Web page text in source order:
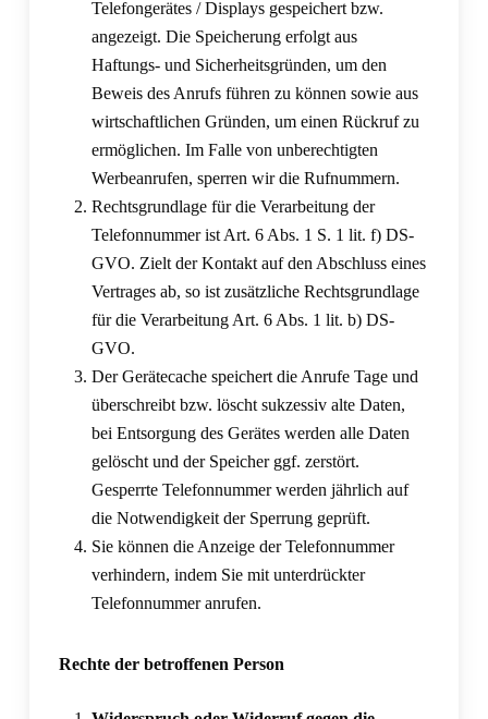
Telefongerätes / Displays gespeichert bzw.
angezeigt. Die Speicherung erfolgt aus
Haftungs- und Sicherheitsgründen, um den
Beweis des Anrufs führen zu können sowie aus
wirtschaftlichen Gründen, um einen Rückruf zu
ermöglichen. Im Falle von unberechtigten
Werbeanrufen, sperren wir die Rufnummern.
Rechtsgrundlage für die Verarbeitung der
Telefonnummer ist Art. 6 Abs. 1 S. 1 lit. f) DS-
GVO. Zielt der Kontakt auf den Abschluss eines
Vertrages ab, so ist zusätzliche Rechtsgrundlage
für die Verarbeitung Art. 6 Abs. 1 lit. b) DS-
GVO.
Der Gerätecache speichert die Anrufe Tage und
überschreibt bzw. löscht sukzessiv alte Daten,
bei Entsorgung des Gerätes werden alle Daten
gelöscht und der Speicher ggf. zerstört.
Gesperrte Telefonnummer werden jährlich auf
die Notwendigkeit der Sperrung geprüft.
Sie können die Anzeige der Telefonnummer
verhindern, indem Sie mit unterdrückter
Telefonnummer anrufen.
Rechte der betroffenen Person